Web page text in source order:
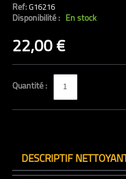
Ref: G16216
Disponibilité : En stock
22,00 €
Quantité :
DESCRIPTIF